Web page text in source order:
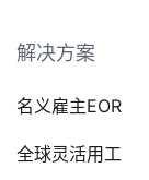
解决方案
名义雇主EOR
全球灵活用工